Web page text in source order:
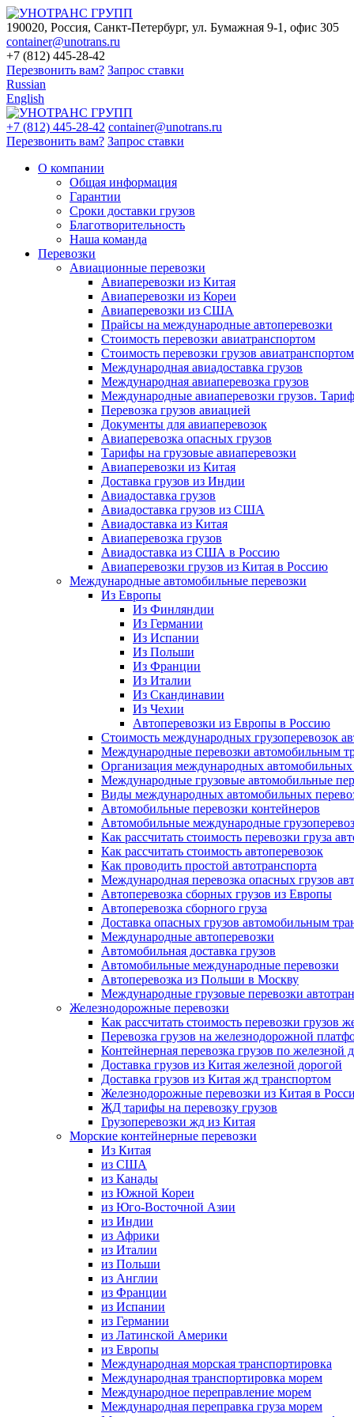
190020, Россия, Санкт-Петербург, ул. Бумажная 9-1, офис 305
container@unotrans.ru
+7 (812) 445-28-42
Перезвонить вам? Запрос ставки
Russian
English
+7 (812) 445-28-42 container@unotrans.ru
Перезвонить вам? Запрос ставки
О компании
Общая информация
Гарантии
Сроки доставки грузов
Благотворительность
Наша команда
Перевозки
Авиационные перевозки
Авиаперевозки из Китая
Авиаперевозки из Кореи
Авиаперевозки из США
Прайсы на международные автоперевозки
Стоимость перевозки авиатранспортом
Стоимость перевозки грузов авиатранспортом
Международная авиадоставка грузов
Международная авиаперевозка грузов
Международные авиаперевозки грузов.
Перевозка грузов авиацией
Документы для авиаперевозок
Авиаперевозка опасных грузов
Тарифы на грузовые авиаперевозки
Авиаперевозки из Китая
Доставка грузов из Индии
Авиадоставка грузов
Авиадоставка грузов из США
Авиадоставка из Китая
Авиаперевозка грузов
Авиадоставка из США в Россию
Авиаперевозки грузов из Китая в Россию
Международные автомобильные перевозки
Из Европы
Из Финляндии
Из Германии
Из Испании
Из Польши
Из Франции
Из Италии
Из Скандинавии
Из Чехии
Автоперевозки из Европы в Россию
Стоимость международных грузоперевозок
Международные перевозки автомобильным
Организация международных автомобильных
Международные грузовые автомобильные
Виды международных автомобильных
Автомобильные перевозки контейнеров
Автомобильные международные
Как рассчитать стоимость перевозки груза
Как рассчитать стоимость автоперевозок
Как проводить простой автотранспорта
Международная перевозка опасных грузов
Автоперевозка сборных грузов из Европы
Автоперевозка сборного груза
Доставка опасных грузов автомобильным
Международные автоперевозки
Автомобильная доставка грузов
Автомобильные международные перевозки
Автоперевозка из Польши в Москву
Международные грузовые перевозки
Железнодорожные перевозки
Как рассчитать стоимость перевозки грузов
Перевозка грузов на железнодорожной
Контейнерная перевозка грузов по железной
Доставка грузов из Китая железной дорогой
Доставка грузов из Китая жд транспортом
Железнодорожные перевозки из Китая в
ЖД тарифы на перевозку грузов
Грузоперевозки жд из Китая
Морские контейнерные перевозки
Из Китая
из США
из Канады
из Южной Кореи
из Юго-Восточной Азии
из Индии
из Африки
из Италии
из Польши
из Англии
из Франции
из Испании
из Германии
из Латинской Америки
из Европы
Международная морская транспортировка
Международная транспортировка морем
Международное переправление морем
Международная переправка груза морем